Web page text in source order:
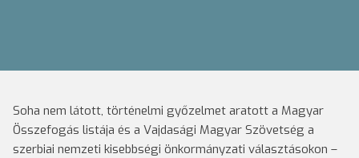
Soha nem látott, történelmi győzelmet aratott a Magyar
Összefogás listája és a Vajdasági Magyar Szövetség a
szerbiai nemzeti kisebbségi önkormányzati választásokon –